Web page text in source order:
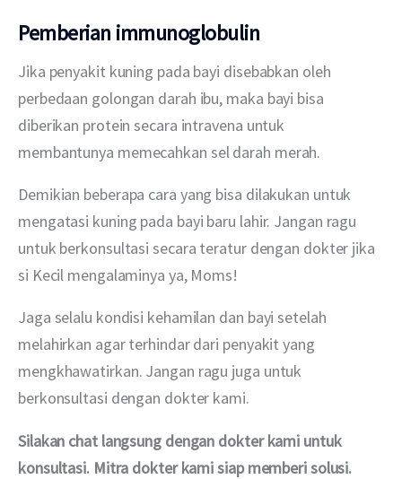
Pemberian immunoglobulin
Jika penyakit kuning pada bayi disebabkan oleh
perbedaan golongan darah ibu, maka bayi bisa
diberikan protein secara intravena untuk
membantunya memecahkan sel darah merah.
Demikian beberapa cara yang bisa dilakukan untuk
mengatasi kuning pada bayi baru lahir. Jangan ragu
untuk berkonsultasi secara teratur dengan dokter jika
si Kecil mengalaminya ya, Moms!
Jaga selalu kondisi kehamilan dan bayi setelah
melahirkan agar terhindar dari penyakit yang
mengkhawatirkan. Jangan ragu juga untuk
berkonsultasi dengan dokter kami.
Silakan chat langsung dengan dokter kami untuk
konsultasi. Mitra dokter kami siap memberi solusi.